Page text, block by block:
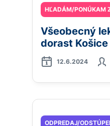
HĽADÁM/PONÚKAM
Všeobecný
dorast
12.6.2024
ODPREDAJ/